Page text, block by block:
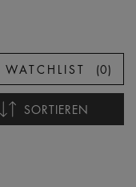
SORTIEREN
WATCHLIST (0)